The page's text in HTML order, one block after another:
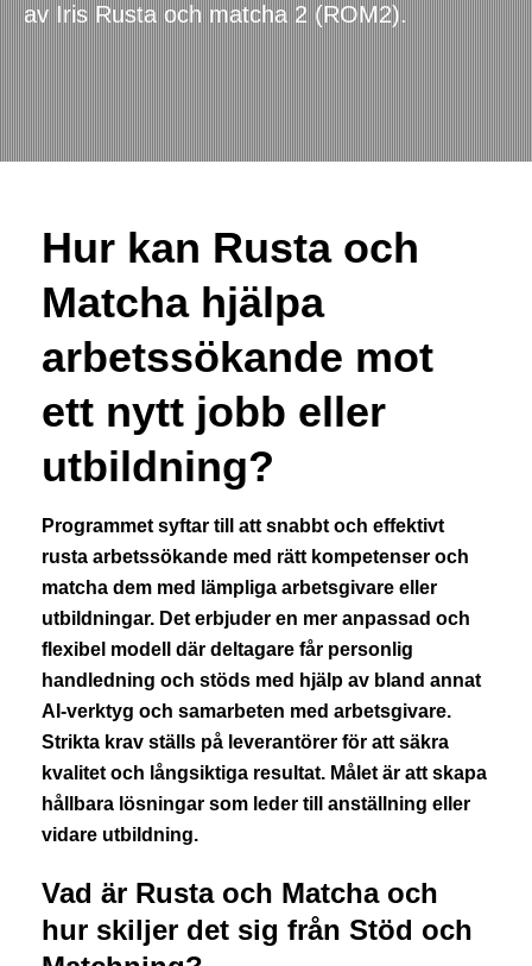
av Iris Rusta och matcha 2 (ROM2).
Hur kan Rusta och
Matcha hjälpa
arbetssökande mot
ett nytt jobb eller
utbildning?
Programmet syftar till att snabbt och effektivt
rusta arbetssökande med rätt kompetenser och
matcha dem med lämpliga arbetsgivare eller
utbildningar. Det erbjuder en mer anpassad och
flexibel modell där deltagare får personlig
handledning och stöds med hjälp av bland annat
AI-verktyg och samarbeten med arbetsgivare.
Strikta krav ställs på leverantörer för att säkra
kvalitet och långsiktiga resultat. Målet är att skapa
hållbara lösningar som leder till anställning eller
vidare utbildning.
Vad är Rusta och Matcha och
hur skiljer det sig från Stöd och